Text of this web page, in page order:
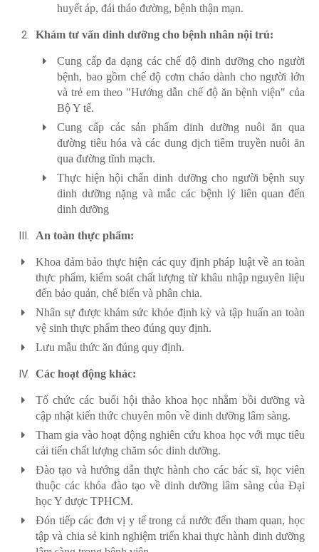
huyết áp, đái tháo đường, bệnh thận mạn.
Khám tư vấn dinh dưỡng cho bệnh nhân nội trú:
Cung cấp đa dạng các chế độ dinh dưỡng cho người
bệnh, bao gồm chế độ cơm cháo dành cho người lớn
và trẻ em theo "Hướng dẫn chế độ ăn bệnh viện" của
Bộ Y tế.
Cung cấp các sản phẩm dinh dưỡng nuôi ăn qua
đường tiêu hóa và các dung dịch tiêm truyền nuôi ăn
qua đường tĩnh mạch.
Thực hiện hội chẩn dinh dưỡng cho người bệnh suy
dinh dưỡng nặng và mắc các bệnh lý liên quan đến
dinh dưỡng
An toàn thực phẩm:
Khoa đảm bảo thực hiện các quy định pháp luật về an toàn
thực phẩm, kiểm soát chất lượng từ khâu nhập nguyên liệu
đến bảo quản, chế biến và phân chia.
Nhân sự được khám sức khỏe định kỳ và tập huấn an toàn
vệ sinh thực phẩm theo đúng quy định.
Lưu mẫu thức ăn đúng quy định.
Các hoạt động khác:
Tổ chức các buổi hội thảo khoa học nhằm bồi dưỡng và
cập nhật kiến thức chuyên môn về dinh dưỡng lâm sàng.
Tham gia vào hoạt động nghiên cứu khoa học với mục tiêu
cải tiến chất lượng chăm sóc dinh dưỡng.
Đào tạo và hướng dẫn thực hành cho các bác sĩ, học viên
thuộc các khóa đào tạo về dinh dưỡng lâm sàng của Đại
học Y dược TPHCM.
Đón tiếp các đơn vị y tế trong cả nước đến tham quan, học
tập và chia sẻ kinh nghiệm triển khai thực hành dinh dưỡng